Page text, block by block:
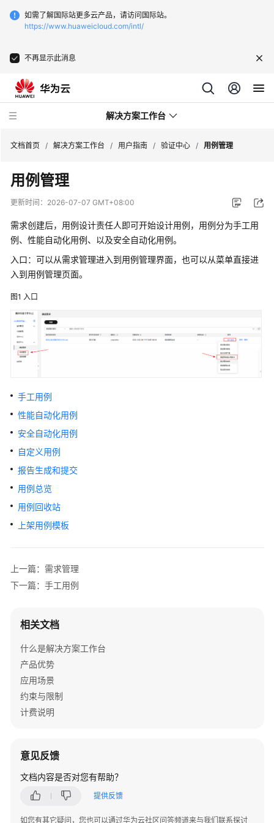
如需了解国际站更多云产品，请访问国际站。
https://www.huaweicloud.com/intl/
不再显示此消息
解决方案工作台
产
品
绍
佳
实
践
用
户
指
始
使
用
决
方
案
作
台
页
管
工
作
待
办
中
心
验
文档首页 / 解决方案工作台 / 用户指南 / 验证中心 / 用例管理
用例管理
更新时间： 2026-07-07 GMT+08:00
需求创建后，用例设计责任人即可开始设计用例，用例分为手工用
例、性能自动化用例、以及安全自动化用例。
入口：可以从需求管理进入到用例管理界面，也可以从菜单直接进
入到用例管理页面。
图1 入口
手工用例
性能自动化用例
安全自动化用例
自定义用例
报告生成和提交
用例总览
用例回收站
上架用例模板
上一篇：需求管理
下一篇：手工用例
相关文档
什么是解决方案工作台
产品优势
应用场景
约束与限制
计费说明
意见反馈
文档内容是否对您有帮助？
提供反馈
如您有其它疑问，您也可以通过华为云社区问答频道来与我们联系探讨